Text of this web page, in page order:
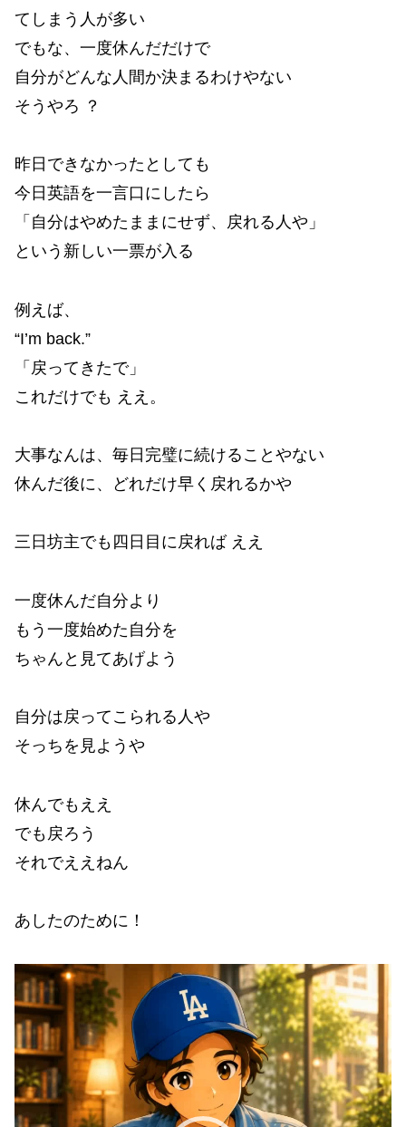
てしまう人が多い
でもな、一度休んだだけで
自分がどんな人間か決まるわけやない
そうやろ ？
昨日できなかったとしても
今日英語を一言口にしたら
「自分はやめたままにせず、戻れる人や」
という新しい一票が入る
例えば、
“I’m back.”
「戻ってきたで」
これだけでも ええ。
大事なんは、毎日完璧に続けることやない
休んだ後に、どれだけ早く戻れるかや
三日坊主でも四日目に戻れば ええ
一度休んだ自分より
もう一度始めた自分を
ちゃんと見てあげよう
自分は戻ってこられる人や
そっちを見ようや
休んでもええ
でも戻ろう
それでええねん
あしたのために！
動
画
プ
レ
ー
ヤ